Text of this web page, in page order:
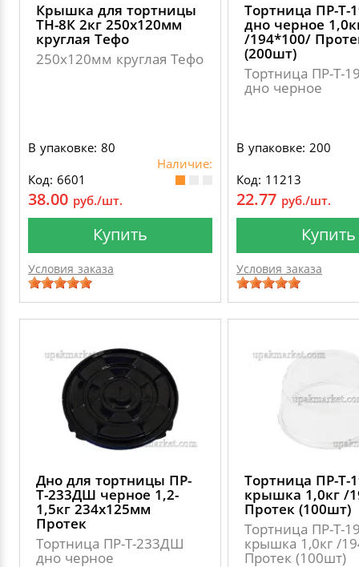
Крышка для тортницы
ТН-8К 2кг 250х120мм
круглая Тефо
250х120мм круглая Тефо
В упаковке: 80
Наличие:
Код: 6601
38.00 руб./шт.
Купить
Условия заказа
Тортница ПР-Т-
дно черное
/194*100/
(200шт)
Тортница ПР-Т-
дно черное
В упаковке: 200
Код: 11213
22.77 руб./шт.
Купить
Условия заказа
Дно для тортницы ПР-
Т-233ДШ черное 1,2-
1,5кг 234х125мм
Протек
Тортница ПР-Т-233ДШ
дно черное
Тортница ПР-Т-
крышка 1,0кг /
Протек (100шт)
Тортница ПР-Т-
крышка 1,0кг /
Протек (100шт)